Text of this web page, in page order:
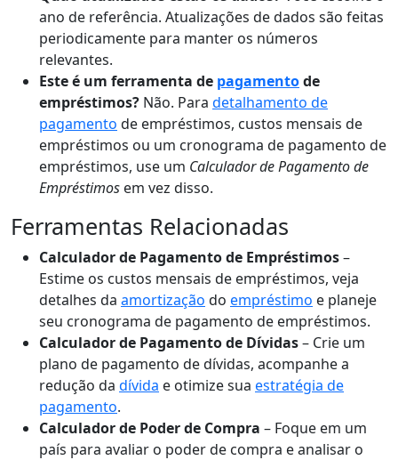
ano de referência. Atualizações de dados são feitas
periodicamente para manter os números
relevantes.
Este é um ferramenta de pagamentode
empréstimos? Não. Para detalhamento de
pagamento de empréstimos, custos mensais de
empréstimos ou um cronograma de pagamento de
empréstimos, use um Calculador de Pagamento de
Empréstimos em vez disso.
Ferramentas Relacionadas
Calculador de Pagamento de Empréstimos–
Estime os custos mensais de empréstimos, veja
detalhes da amortização do empréstimo e planeje
seu cronograma de pagamento de empréstimos.
Calculador de Pagamento de Dívidas– Crie um
plano de pagamento de dívidas, acompanhe a
redução da dívida e otimize sua estratégia de
pagamento.
Calculador de Poder de Compra – Foque em um
país para avaliar o poder de compra e analisar o